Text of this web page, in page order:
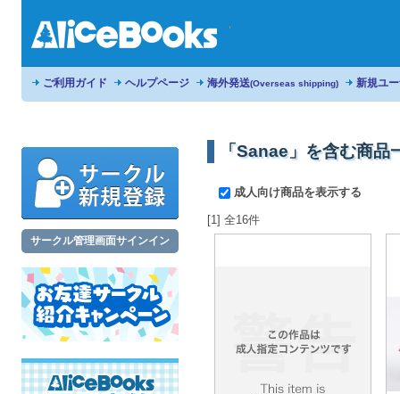
ご利用ガイド ヘルプページ 海外発送(Overseas shipping) 新規ユ
サークル管理画面サインイン
「Sanae」を含む商品
成人向け商品を表示する
[1] 全16件